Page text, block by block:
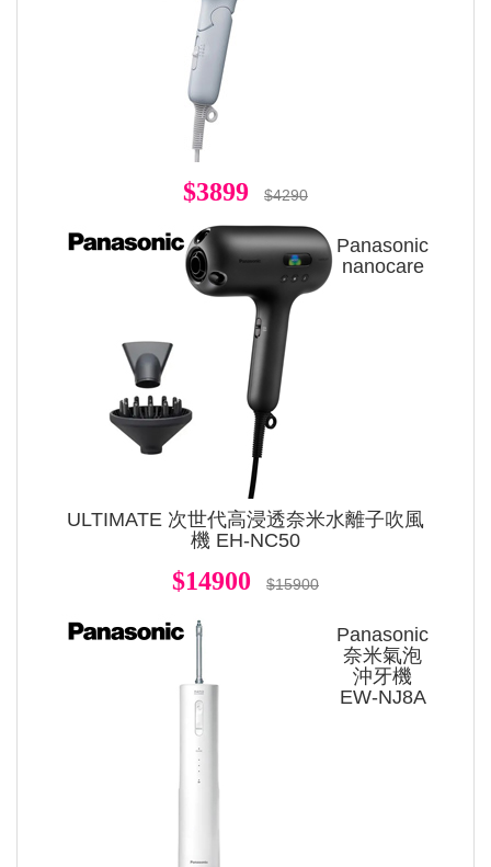
$3899 $4290
Panasonic
nanocare
ULTIMATE 次世代高浸透奈米水離子吹風
機 EH-NC50
$14900 $15900
Panasonic
奈米氣泡
沖牙機
EW-NJ8A